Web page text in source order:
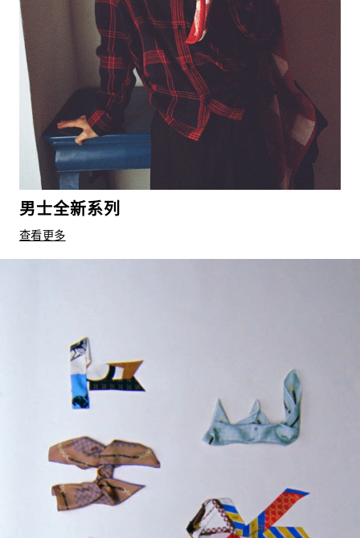
男士全新系列
查看更多